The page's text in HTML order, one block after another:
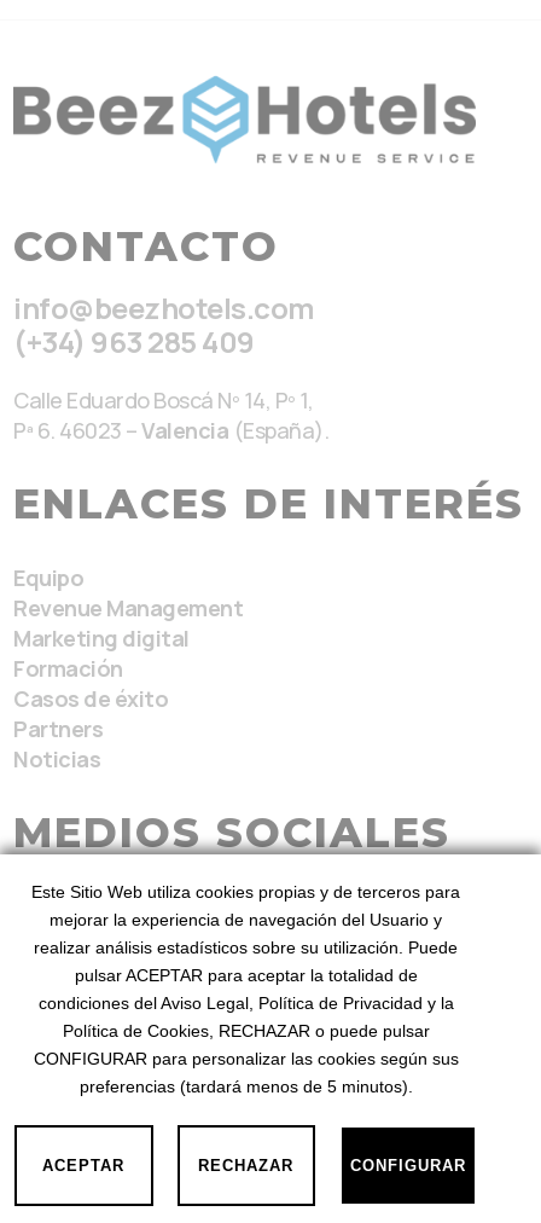
CONTACTO
info@beezhotels.com
(+34) 963 285 409
Calle Eduardo Boscá Nº 14, Pº 1,
Pª 6. 46023 –Valencia (España).
ENLACES DE INTERÉS
Equipo
Revenue Management
Marketing digital
Formación
Casos de éxito
Partners
Noticias
MEDIOS SOCIALES
BeezHotels, Revenue Service 2026Desde 2010
mejorando el revenue©. Diseñado por BeezHotels
Privacidad Aviso Legal·Cookies
Este Sitio Web utiliza cookies propias y de terceros para
mejorar la experiencia de navegación del Usuario y
realizar análisis estadísticos sobre su utilización. Puede
pulsar ACEPTAR para aceptar la totalidad de
condiciones del Aviso Legal, Política de Privacidad y la
Política de Cookies, RECHAZAR o puede pulsar
CONFIGURAR para personalizar las cookies según sus
preferencias (tardará menos de 5 minutos).
ACEPTAR RECHAZAR CONFIGURAR